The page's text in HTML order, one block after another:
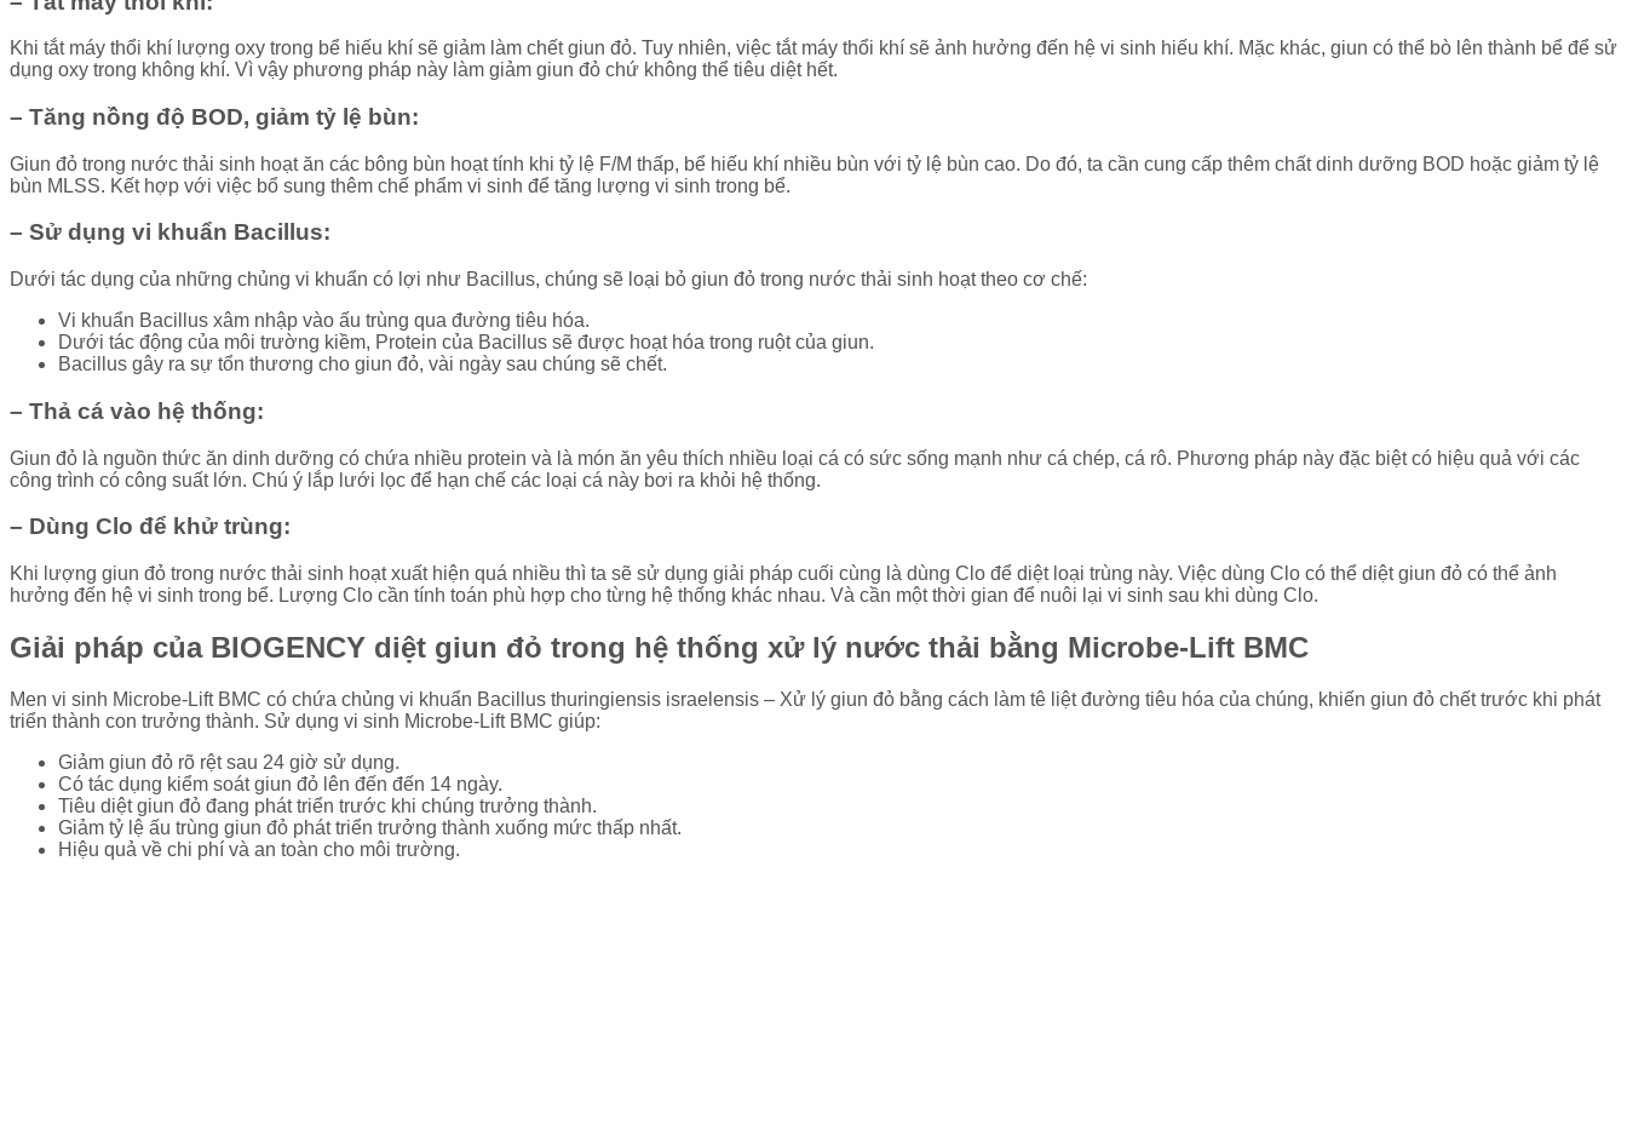
Khi tắt máy thổi khí lượng oxy trong bể hiếu khí sẽ giảm làm chết giun đỏ. Tuy nhiên, việc tắt máy thổi khí sẽ ảnh hưởng đến hệ vi sinh hiếu khí. Mặc khác, giun có thể bò lên thành bể để sử
dụng oxy trong không khí. Vì vậy phương pháp này làm giảm giun đỏ chứ không thể tiêu diệt hết.
– Tăng nồng độ BOD, giảm tỷ lệ bùn:
Giun đỏ trong nước thải sinh hoạt ăn các bông bùn hoạt tính khi tỷ lệ F/M thấp, bể hiếu khí nhiều bùn với tỷ lệ bùn cao. Do đó, ta cần cung cấp thêm chất dinh dưỡng BOD hoặc giảm tỷ lệ
bùn MLSS. Kết hợp với việc bổ sung thêm chế phẩm vi sinh để tăng lượng vi sinh trong bể.
– Sử dụng vi khuẩn Bacillus:
Dưới tác dụng của những chủng vi khuẩn có lợi như Bacillus, chúng sẽ loại bỏ giun đỏ trong nước thải sinh hoạt theo cơ chế:
Vi khuẩn Bacillus xâm nhập vào ấu trùng qua đường tiêu hóa.
Dưới tác động của môi trường kiềm, Protein của Bacillus sẽ được hoạt hóa trong ruột của giun.
Bacillus gây ra sự tổn thương cho giun đỏ, vài ngày sau chúng sẽ chết.
– Thả cá vào hệ thống:
Giun đỏ là nguồn thức ăn dinh dưỡng có chứa nhiều protein và là món ăn yêu thích nhiều loại cá có sức sống mạnh như cá chép, cá rô. Phương pháp này đặc biệt có hiệu quả với các
công trình có công suất lớn. Chú ý lắp lưới lọc để hạn chế các loại cá này bơi ra khỏi hệ thống.
– Dùng Clo để khử trùng:
Khi lượng giun đỏ trong nước thải sinh hoạt xuất hiện quá nhiều thì ta sẽ sử dụng giải pháp cuối cùng là dùng Clo để diệt loại trùng này. Việc dùng Clo có thể diệt giun đỏ có thể ảnh
hưởng đến hệ vi sinh trong bể. Lượng Clo cần tính toán phù hợp cho từng hệ thống khác nhau. Và cần một thời gian để nuôi lại vi sinh sau khi dùng Clo.
Giải pháp của BIOGENCY diệt giun đỏ trong hệ thống xử lý nước thải bằng Microbe-Lift BMC
Men vi sinh Microbe-Lift BMC có chứa chủng vi khuẩn Bacillus thuringiensis israelensis – Xử lý giun đỏ bằng cách làm tê liệt đường tiêu hóa của chúng, khiến giun đỏ chết trước khi phát
triển thành con trưởng thành. Sử dụng vi sinh Microbe-Lift BMC giúp:
Giảm giun đỏ rõ rệt sau 24 giờ sử dụng.
Có tác dụng kiểm soát giun đỏ lên đến đến 14 ngày.
Tiêu diệt giun đỏ đang phát triển trước khi chúng trưởng thành.
Giảm tỷ lệ ấu trùng giun đỏ phát triển trưởng thành xuống mức thấp nhất.
Hiệu quả về chi phí và an toàn cho môi trường.